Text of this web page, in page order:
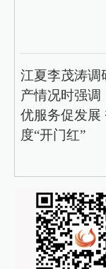
江夏李茂涛调
产情况时强调
优服务促发展
度“开门红”